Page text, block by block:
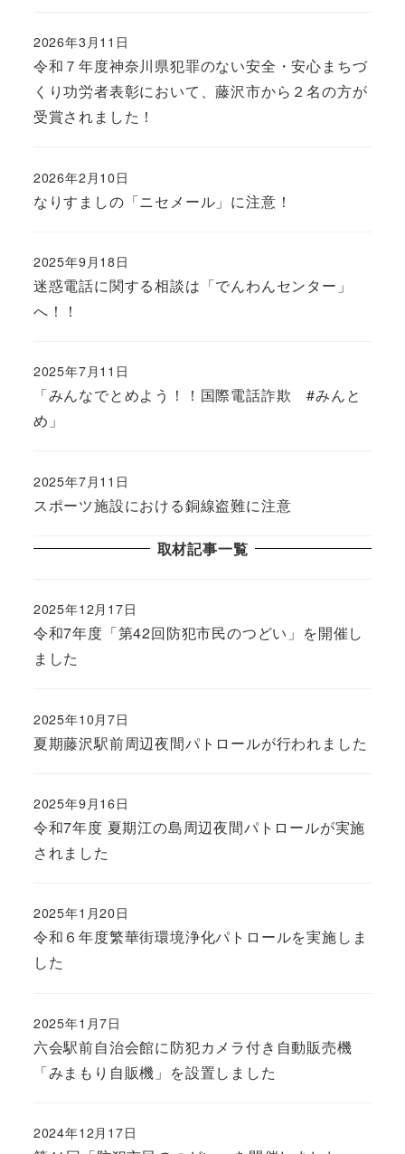
令和７年度神奈川県犯罪のない安全・安心まちづ
くり功労者表彰において、藤沢市から２名の方が
受賞されました！
2026年3月11日
なりすましの「ニセメール」に注意！
2026年2月10日
迷惑電話に関する相談は「でんわんセンター」
へ！！
2025年9月18日
「みんなでとめよう！！国際電話詐欺 #みんと
め」
2025年7月11日
スポーツ施設における銅線盗難に注意
2025年7月11日
取材記事一覧
令和7年度「第42回防犯市民のつどい」を開催し
ました
2025年12月17日
夏期藤沢駅前周辺夜間パトロールが行われました
2025年10月7日
令和7年度 夏期江の島周辺夜間パトロールが実施
されました
2025年9月16日
令和６年度繁華街環境浄化パトロールを実施しま
した
2025年1月20日
六会駅前自治会館に防犯カメラ付き自動販売機
「みまもり自販機」を設置しました
2025年1月7日
2024年12月17日